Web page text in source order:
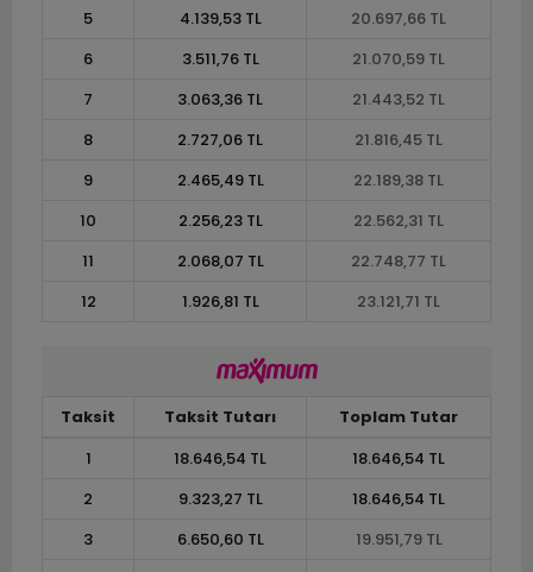
5 4.139,53 TL
20.697,66 TL
6
3.511,76 TL
21.070,59 TL
7
3.063,36 TL
21.443,52 TL
8
2.727,06 TL
21.816,45 TL
9
2.465,49 TL
22.189,38 TL
10
2.256,23 TL
22.562,31 TL
11
2.068,07 TL
22.748,77 TL
12
1.926,81 TL 23.121,71 TL
Taksit Taksit Tutarı
Toplam Tutar
1
18.646,54 TL
18.646,54 TL
2
9.323,27 TL
18.646,54 TL
3
6.650,60 TL
19.951,79 TL